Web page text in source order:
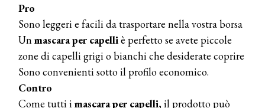
Pro
Sono leggeri e facili da trasportare nella vostra borsa
Unmascara per capelliè perfetto se avete piccole
zone di capelli grigi o bianchi che desiderate coprire
Sono convenienti sotto il profilo economico.
Contro
Come tutti imascara per capelli, il prodotto può